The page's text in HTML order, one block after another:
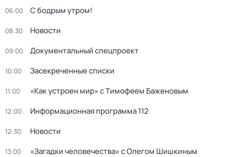
06:00 С бодрым утром!
08:30 Новости
09:00 Документальный спецпроект
10:00 Заcекрeченные списки
11:00 «Как устроен мир» с Тимофеем Баженовым
12:00 Информационная программа 112
12:30 Новости
13:00 «Загадки человечества» с Олегом Шишкиным